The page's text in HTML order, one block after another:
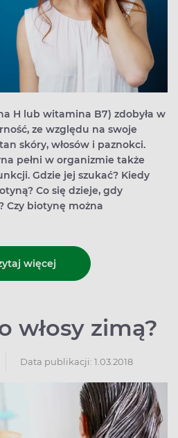
H lub witamina B7) zdobyła w
ze względu na swoje
skóry, włosów i paznokci.
pełni w organizmie także
Gdzie jej szukać? Kiedy
Co się dzieje, gdy
Czy biotynę można
więcej
włosy zimą?
Data publikacji: 1.03.2018